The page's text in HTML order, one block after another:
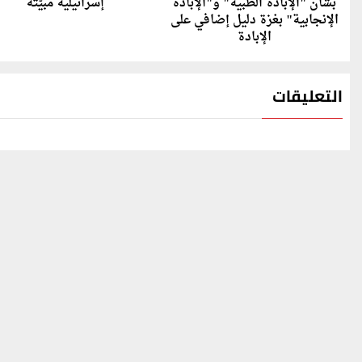
الإنجابية" بغزة دليل إضافي على
الإبادة
التعليقات